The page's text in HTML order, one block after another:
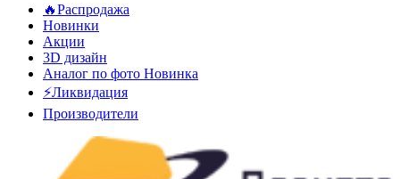
🔥Распродажа
Новинки
Акции
3D дизайн
Аналог по фото Новинка
⚡Ликвидация
Производители